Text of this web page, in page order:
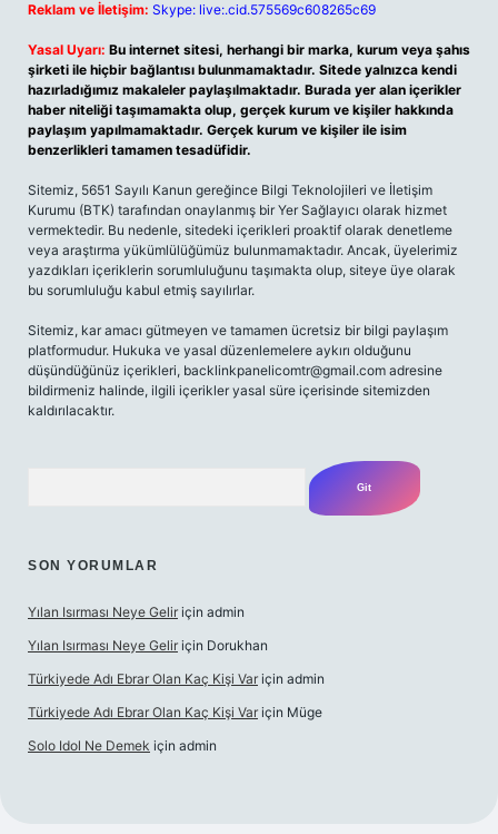
Reklam ve İletişim: Skype: live:.cid.575569c608265c69
Yasal Uyarı: Bu internet sitesi, herhangi bir marka, kurum veya şahıs
şirketi ile hiçbir bağlantısı bulunmamaktadır. Sitede yalnızca kendi
hazırladığımız makaleler paylaşılmaktadır. Burada yer alan içerikler
haber niteliği taşımamakta olup, gerçek kurum ve kişiler hakkında
paylaşım yapılmamaktadır. Gerçek kurum ve kişiler ile isim
benzerlikleri tamamen tesadüfidir.
Sitemiz, 5651 Sayılı Kanun gereğince Bilgi Teknolojileri ve İletişim
Kurumu (BTK) tarafından onaylanmış bir Yer Sağlayıcı olarak hizmet
vermektedir. Bu nedenle, sitedeki içerikleri proaktif olarak denetleme
veya araştırma yükümlülüğümüz bulunmamaktadır. Ancak, üyelerimiz
yazdıkları içeriklerin sorumluluğunu taşımakta olup, siteye üye olarak
bu sorumluluğu kabul etmiş sayılırlar.
Sitemiz, kar amacı gütmeyen ve tamamen ücretsiz bir bilgi paylaşım
platformudur. Hukuka ve yasal düzenlemelere aykırı olduğunu
düşündüğünüz içerikleri, backlinkpanelicomtr@gmail.com adresine
bildirmeniz halinde, ilgili içerikler yasal süre içerisinde sitemizden
kaldırılacaktır.
SON YORUMLAR
Yılan Isırması Neye Gelir için admin
Yılan Isırması Neye Gelir için Dorukhan
Türkiyede Adı Ebrar Olan Kaç Kişi Var için admin
Türkiyede Adı Ebrar Olan Kaç Kişi Var için Müge
Solo Idol Ne Demek için admin